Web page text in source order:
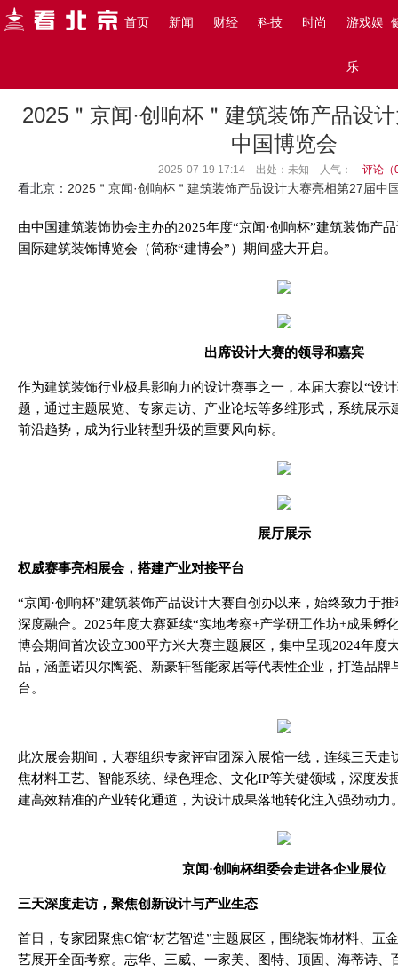
首页 新闻 财经 科技 时尚 游戏娱
乐
搜索
2025＂京闻·创响杯＂建筑装饰产品设
中国博览会
2025-07-19 17:14 出处：未知 人气： 评论（
看北京 ：2025＂京闻·创响杯＂建筑装饰产品设计大赛亮相第27届中
由中国建筑装饰协会主办的2025年度“京闻·创响杯”建筑装饰产
国际建筑装饰博览会（简称“建博会”）期间盛大开启。
出席设计大赛的领导和嘉宾
作为建筑装饰行业极具影响力的设计赛事之一，本届大赛以“设
题，通过主题展览、专家走访、产业论坛等多维形式，系统展示
前沿趋势，成为行业转型升级的重要风向标。
展厅展示
权威赛事亮相展会，搭建产业对接平台
“京闻·创响杯”建筑装饰产品设计大赛自创办以来，始终致力于
深度融合。2025年度大赛延续“实地考察+产学研工作坊+成果孵
博会期间首次设立300平方米大赛主题展区，集中呈现2024年度
品，涵盖诺贝尔陶瓷、新豪轩智能家居等代表性企业，打造品牌
台。
此次展会期间，大赛组织专家评审团深入展馆一线，连续三天走
焦材料工艺、智能系统、绿色理念、文化IP等关键领域，深度发
建高效精准的产业转化通道，为设计成果落地转化注入强劲动力
京闻·创响杯组委会走进各企业展位
三天深度走访，聚焦创新设计与产业生态
首日，专家团聚焦C馆“材艺智造”主题展区，围绕装饰材料、五
艺展开全面考察。志华、三威、一家美、图特、顶固、海蒂诗、